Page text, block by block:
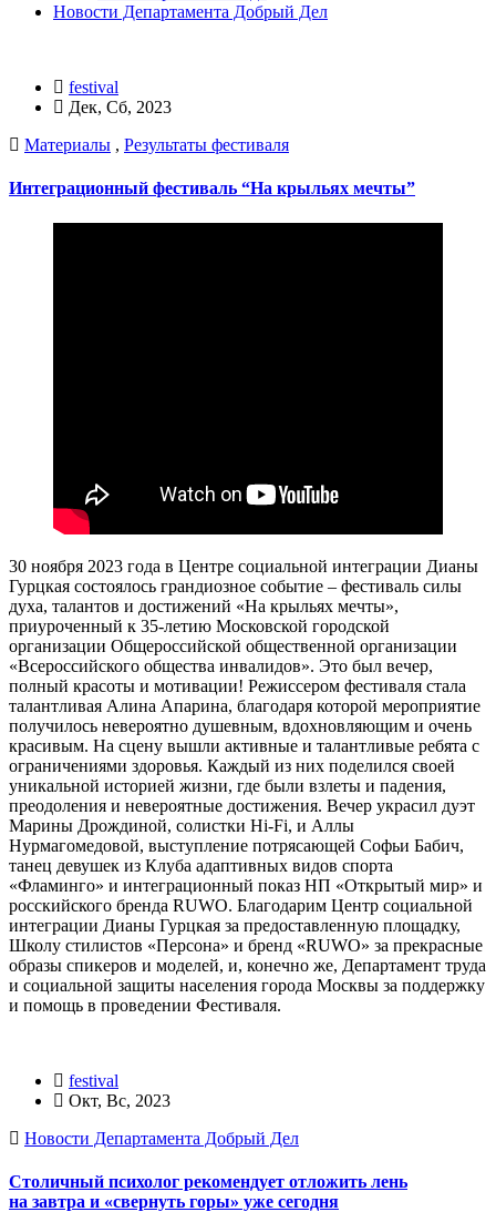
Новости Департамента Добрый Дел
festival
Дек, Сб, 2023
Материалы , Результаты фестиваля
Интеграционный фестиваль “На крыльях мечты”
30 ноября 2023 года в Центре социальной интеграции Дианы
Гурцкая состоялось грандиозное событие – фестиваль силы
духа, талантов и достижений «На крыльях мечты»,
приуроченный к 35-летию Московской городской
организации Общероссийской общественной организации
«Всероссийского общества инвалидов». Это был вечер,
полный красоты и мотивации! Режиссером фестиваля стала
талантливая Алина Апарина, благодаря которой мероприятие
получилось невероятно душевным, вдохновляющим и очень
красивым. На сцену вышли активные и талантливые ребята с
ограничениями здоровья. Каждый из них поделился своей
уникальной историей жизни, где были взлеты и падения,
преодоления и невероятные достижения. Вечер украсил дуэт
Марины Дрождиной, солистки Hi-Fi, и Аллы
Нурмагомедовой, выступление потрясающей Софьи Бабич,
танец девушек из Клуба адаптивных видов спорта
«Фламинго» и интеграционный показ НП «Открытый мир» и
росскийского бренда RUWO. Благодарим Центр социальной
интеграции Дианы Гурцкая за предоставленную площадку,
Школу стилистов «Персона» и бренд «RUWO» за прекрасные
образы спикеров и моделей, и, конечно же, Департамент труда
и социальной защиты населения города Москвы за поддержку
и помощь в проведении Фестиваля.
festival
Окт, Вс, 2023
Новости Департамента Добрый Дел
Столичный психолог рекомендует отложить лень
на завтра и «свернуть горы» уже сегодня